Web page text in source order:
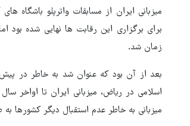
برای برگزاری این رقابت ها نهایی شده بود
زمان شد.
بعد از آن بود که عنوان شد به خاطر در
اسلامی در ریاض، میزبانی ایران تا اواخر
میزبانی به خاطر عدم استقبال دیگر کشورها
بازگشایی
پذیرش شروط